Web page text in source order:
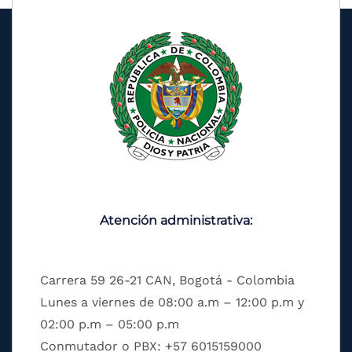
Atención administrativa:
Carrera 59 26-21 CAN, Bogotá - Colombia
Lunes a viernes de 08:00 a.m – 12:00 p.m y
02:00 p.m – 05:00 p.m
Conmutador o PBX: +57 6015159000